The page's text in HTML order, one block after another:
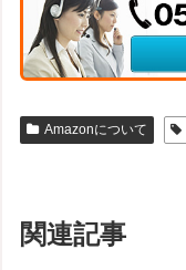
Amazonについて
関連記事